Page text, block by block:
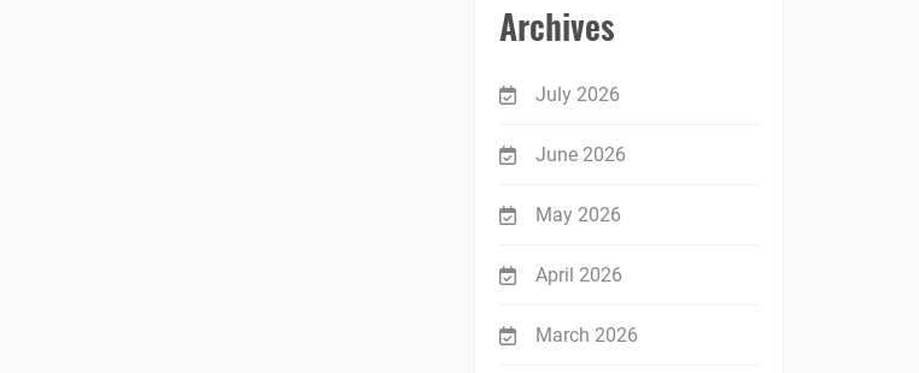
Archives
July 2026
June 2026
May 2026
April 2026
March 2026